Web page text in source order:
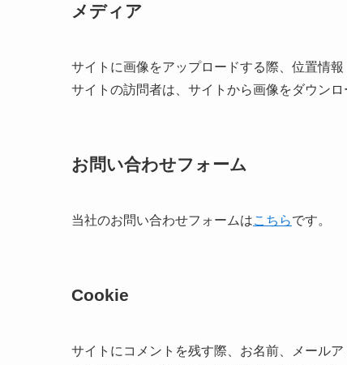
メディア
サイトに画像をアップロードする際、位置情
サイトの訪問者は、サイトから画像をダウン
お問い合わせフォーム
当社のお問い合わせフォームはこちらです。
Cookie
サイトにコメントを残す際、お名前、メール